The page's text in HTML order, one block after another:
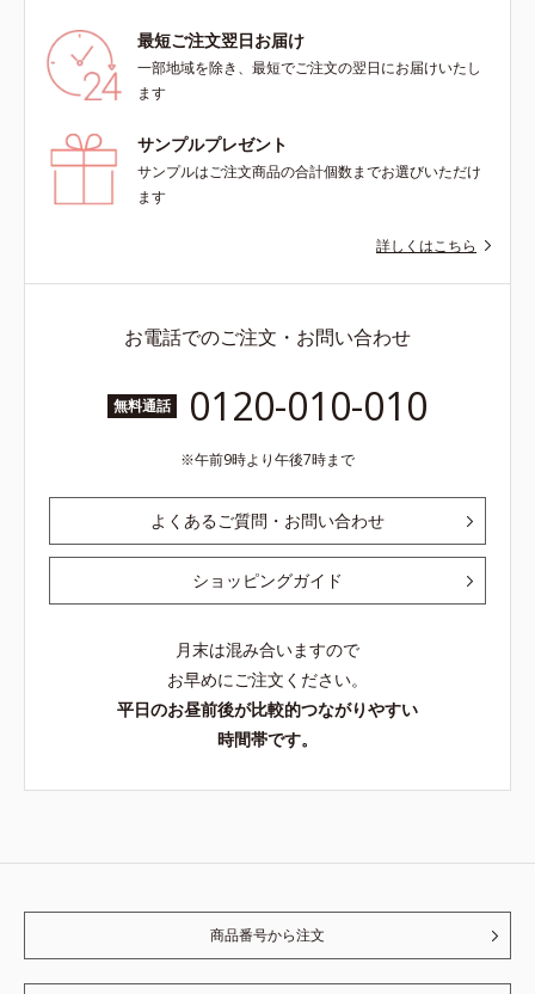
最短ご注文翌日お届け
一部地域を除き、最短でご注文の翌日にお届けいたし
ます
サンプルプレゼント
サンプルはご注文商品の合計個数までお選びいただけ
ます
詳しくはこちら
お電話でのご注文・お問い合わせ
無料通話 0120-010-010
午前9時より午後7時まで
よくあるご質問・お問い合わせ
ショッピングガイド
月末は混み合いますので
お早めにご注文ください。
平日のお昼前後が比較的つながりやすい
時間帯です。
商品番号から注文